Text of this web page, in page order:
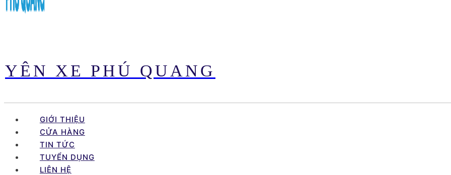
YÊN XE PHÚ QUANG
GIỚI THIỆU
CỬA HÀNG
TIN TỨC
TUYỂN DỤNG
LIÊN HỆ